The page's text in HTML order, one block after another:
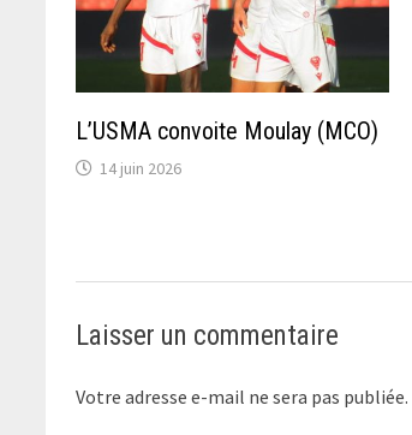
L’USMA convoite Moulay (MCO)
14 juin 2026
Laisser un commentaire
Votre adresse e-mail ne sera pas publiée.